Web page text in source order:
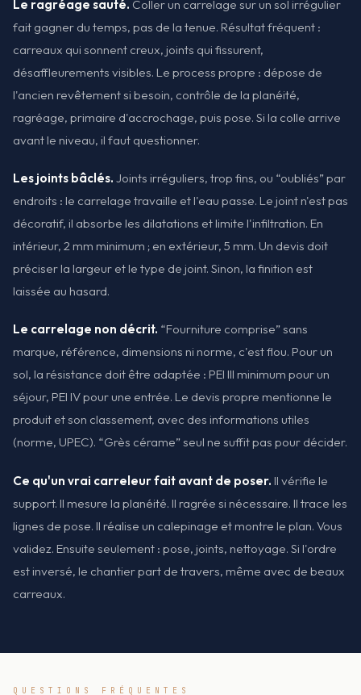
Le ragréage sauté. Coller un carrelage sur un sol irrégulier
fait gagner du temps, pas de la tenue. Résultat fréquent :
carreaux qui sonnent creux, joints qui fissurent,
désaffleurements visibles. Le process propre : dépose de
l'ancien revêtement si besoin, contrôle de la planéité,
ragréage, primaire d'accrochage, puis pose. Si la colle arrive
avant le niveau, il faut questionner.
Les joints bâclés. Joints irréguliers, trop fins, ou “oubliés” par
endroits : le carrelage travaille et l'eau passe. Le joint n'est pas
décoratif, il absorbe les dilatations et limite l'infiltration. En
intérieur, 2 mm minimum ; en extérieur, 5 mm. Un devis doit
préciser la largeur et le type de joint. Sinon, la finition est
laissée au hasard.
Le carrelage non décrit. “Fourniture comprise” sans
marque, référence, dimensions ni norme, c'est flou. Pour un
sol, la résistance doit être adaptée : PEI III minimum pour un
séjour, PEI IV pour une entrée. Le devis propre mentionne le
produit et son classement, avec des informations utiles
(norme, UPEC). “Grès cérame” seul ne suffit pas pour décider.
Ce qu'un vrai carreleur fait avant de poser. Il vérifie le
support. Il mesure la planéité. Il ragrée si nécessaire. Il trace les
lignes de pose. Il réalise un calepinage et montre le plan. Vous
validez. Ensuite seulement : pose, joints, nettoyage. Si l'ordre
est inversé, le chantier part de travers, même avec de beaux
carreaux.
QUESTIONS FRÉQUENTES